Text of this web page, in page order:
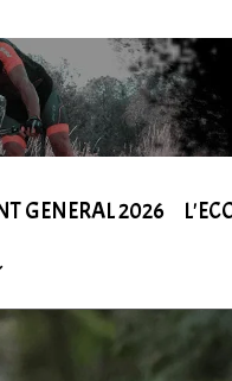
GENERAL 2026